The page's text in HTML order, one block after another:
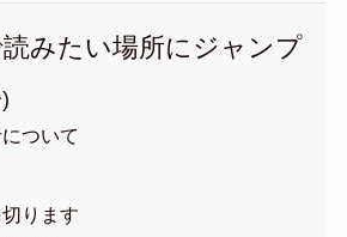
みたい場所にジャンプ
ついて
ります